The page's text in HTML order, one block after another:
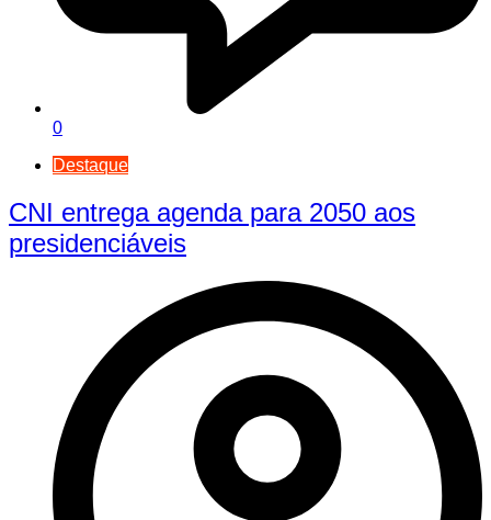
0
Destaque
CNI entrega agenda para 2050 aos
presidenciáveis